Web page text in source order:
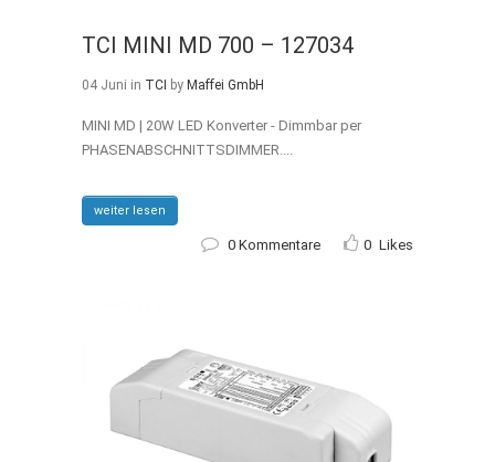
TCI MINI MD 700 – 127034
04 Juni in TCI by Maffei GmbH
MINI MD | 20W LED Konverter - Dimmbar per
PHASENABSCHNITTSDIMMER....
weiter lesen
0 Kommentare 0 Likes